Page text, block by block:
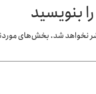
بنویسید
نخواهد شد.بخش‌های